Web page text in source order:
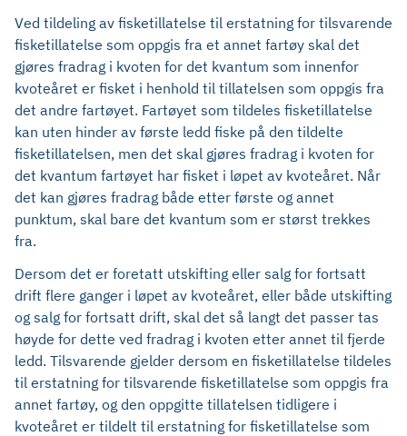
Ved tildeling av fisketillatelse til erstatning for tilsvarende
fisketillatelse som oppgis fra et annet fartøy skal det
gjøres fradrag i kvoten for det kvantum som innenfor
kvoteåret er fisket i henhold til tillatelsen som oppgis fra
det andre fartøyet. Fartøyet som tildeles fisketillatelse
kan uten hinder av første ledd fiske på den tildelte
fisketillatelsen, men det skal gjøres fradrag i kvoten for
det kvantum fartøyet har fisket i løpet av kvoteåret. Når
det kan gjøres fradrag både etter første og annet
punktum, skal bare det kvantum som er størst trekkes
fra.
Dersom det er foretatt utskifting eller salg for fortsatt
drift flere ganger i løpet av kvoteåret, eller både utskifting
og salg for fortsatt drift, skal det så langt det passer tas
høyde for dette ved fradrag i kvoten etter annet til fjerde
ledd. Tilsvarende gjelder dersom en fisketillatelse tildeles
til erstatning for tilsvarende fisketillatelse som oppgis fra
annet fartøy, og den oppgitte tillatelsen tidligere i
kvoteåret er tildelt til erstatning for fisketillatelse som